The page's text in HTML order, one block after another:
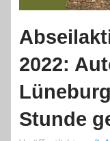
2022:
Stunde